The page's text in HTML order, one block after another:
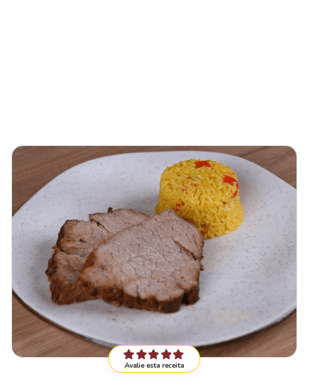
Avalie esta receita